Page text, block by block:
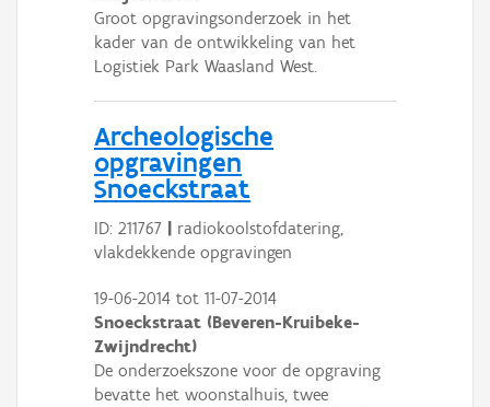
Groot opgravingsonderzoek in het
kader van de ontwikkeling van het
Logistiek Park Waasland West.
Archeologische
opgravingen
Snoeckstraat
ID: 211767
radiokoolstofdatering,
vlakdekkende opgravingen
19-06-2014 tot 11-07-2014
Snoeckstraat (Beveren-Kruibeke-
Zwijndrecht)
De onderzoekszone voor de opgraving
bevatte het woonstalhuis, twee